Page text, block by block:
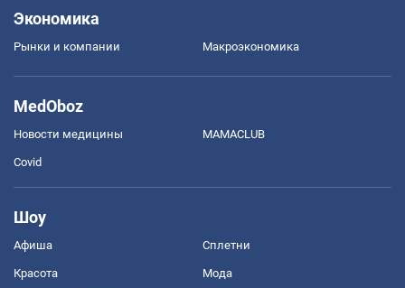
Экономика
Рынки и компании Mакроэкономика
MedOboz
Новости медицины MAMACLUB
Covid
Шоу
Афиша Сплетни
Красота Мода